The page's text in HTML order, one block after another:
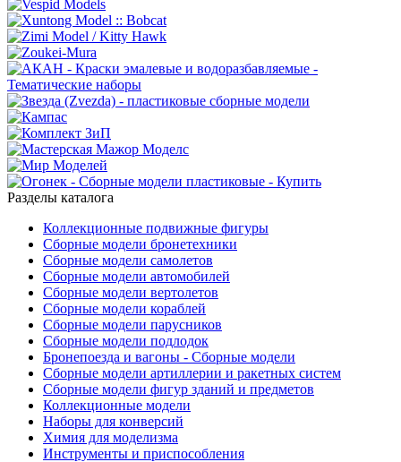
Разделы каталога
Коллекционные подвижные фигуры
Сборные модели бронетехники
Сборные модели самолетов
Сборные модели автомобилей
Сборные модели вертолетов
Сборные модели кораблей
Сборные модели парусников
Сборные модели подлодок
Бронепоезда и вагоны - Сборные модели
Сборные модели артиллерии и ракетных систем
Сборные модели фигур зданий и предметов
Коллекционные модели
Наборы для конверсий
Химия для моделизма
Инструменты и приспособления